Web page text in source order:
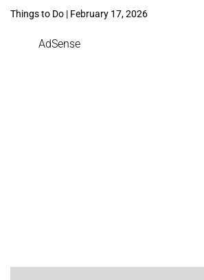
Things to Do | February 17, 2026
AdSense